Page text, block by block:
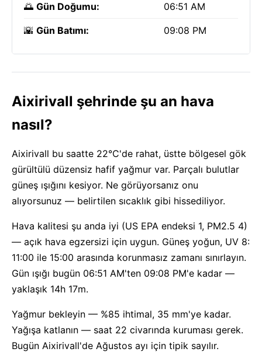
🌅 Gün Doğumu: 06:51 AM
🌇 Gün Batımı: 09:08 PM
Aixirivall şehrinde şu an hava
nasıl?
Aixirivall bu saatte 22°C'de rahat, üstte bölgesel gök
gürültülü düzensiz hafif yağmur var. Parçalı bulutlar
güneş ışığını kesiyor. Ne görüyorsanız onu
alıyorsunuz — belirtilen sıcaklık gibi hissediliyor.
Hava kalitesi şu anda iyi (US EPA endeksi 1, PM2.5 4)
— açık hava egzersizi için uygun. Güneş yoğun, UV 8:
11:00 ile 15:00 arasında korunmasız zamanı sınırlayın.
Gün ışığı bugün 06:51 AM'ten 09:08 PM'e kadar —
yaklaşık 14h 17m.
Yağmur bekleyin — %85 ihtimal, 35 mm'ye kadar.
Yağışa katlanın — saat 22 civarında kuruması gerek.
Bugün Aixirivall'de Ağustos ayı için tipik sayılır.